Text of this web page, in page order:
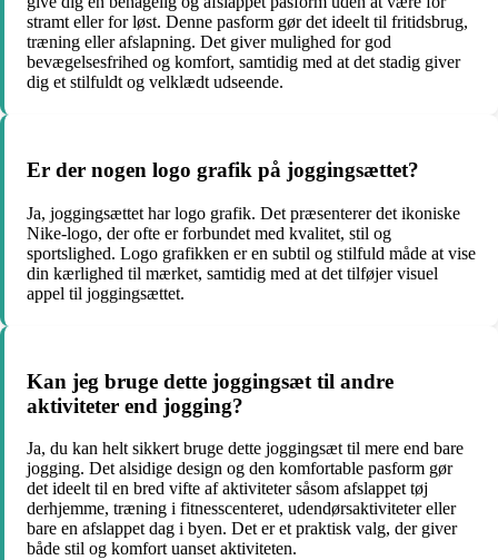
stramt eller for løst. Denne pasform gør det ideelt til fritidsbrug,
træning eller afslapning. Det giver mulighed for god
bevægelsesfrihed og komfort, samtidig med at det stadig giver
dig et stilfuldt og velklædt udseende.
Er der nogen logo grafik på joggingsættet?
Ja, joggingsættet har logo grafik. Det præsenterer det ikoniske
Nike-logo, der ofte er forbundet med kvalitet, stil og
sportslighed. Logo grafikken er en subtil og stilfuld måde at vise
din kærlighed til mærket, samtidig med at det tilføjer visuel
appel til joggingsættet.
Kan jeg bruge dette joggingsæt til andre
aktiviteter end jogging?
Ja, du kan helt sikkert bruge dette joggingsæt til mere end bare
jogging. Det alsidige design og den komfortable pasform gør
det ideelt til en bred vifte af aktiviteter såsom afslappet tøj
derhjemme, træning i fitnesscenteret, udendørsaktiviteter eller
bare en afslappet dag i byen. Det er et praktisk valg, der giver
både stil og komfort uanset aktiviteten.